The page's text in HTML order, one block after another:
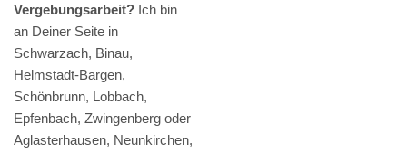
Vergebungsarbeit? Ich bin
an Deiner Seite in
Schwarzach, Binau,
Helmstadt-Bargen,
Schönbrunn, Lobbach,
Epfenbach, Zwingenberg oder
Aglasterhausen, Neunkirchen,